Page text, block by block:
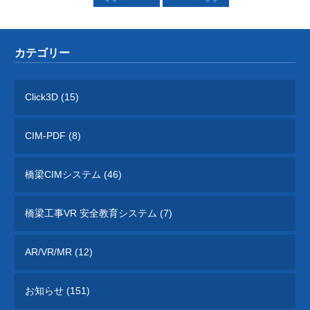
カテゴリー
Click3D (15)
CIM-PDF (8)
橋梁CIMシステム (46)
橋梁工事VR 安全教育システム (7)
AR/VR/MR (12)
お知らせ (151)